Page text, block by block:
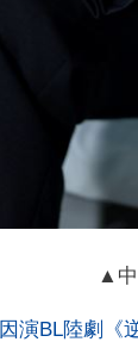
▲
演BL陸劇《